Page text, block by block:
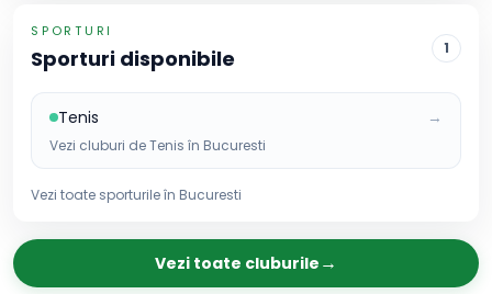
SPORTURI
Sporturi disponibile 1
Tenis →
Vezi cluburi deTenis în Bucuresti
Vezi toate sporturile în Bucuresti
Vezi toate cluburile →